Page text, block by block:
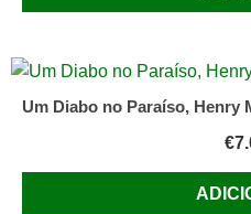
Um Diabo no Paraíso, Henry
€